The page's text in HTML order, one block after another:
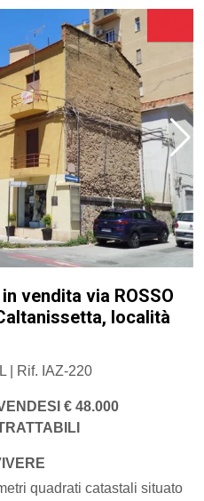
vendita via ROSSO
località
| Rif. IAZ-220
€ 48.000
quadrati catastali situato